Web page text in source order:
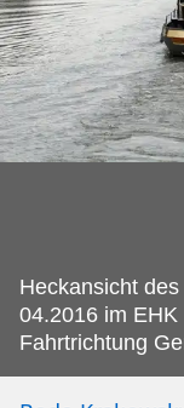
Heckansicht
04.2016 im
Fahrtrichtung